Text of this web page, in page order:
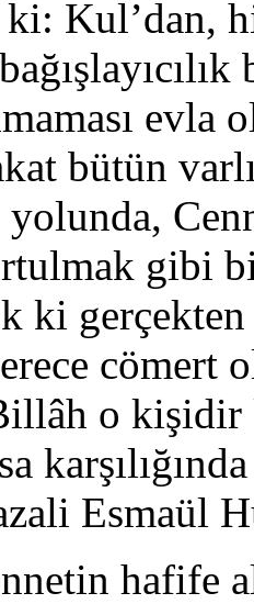
ki: Kul’dan,
evla
bütün
gibi
ki gerçekten
cömert
o kişidir
Esmaül
hafife